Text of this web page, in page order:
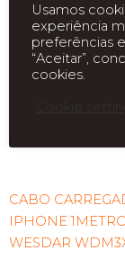
CABO
IPHONE
WESDAR
Usamos
experiência
preferências
“Aceitar”,
cookies.